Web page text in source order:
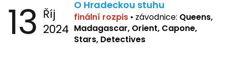
13 Říj
2024
O Hradeckou stuhu
finální rozpis • závodnice: Queens,
Madagascar, Orient, Capone,
Stars, Detectives